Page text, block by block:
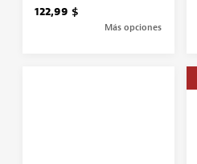
122,99 $
Más opciones